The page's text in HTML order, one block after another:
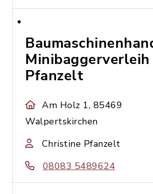
Minibaggerverleih
Pfanzelt
Am Holz 1, 85469
Walpertskirchen
Christine Pfanzelt
08083 5489624